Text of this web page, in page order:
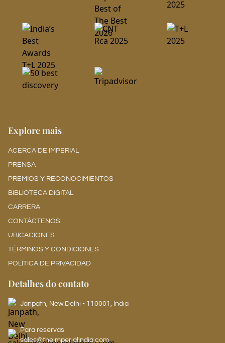
Explore mais
ACERCA DE IMPERIAL
PRENSA
PREMIOS Y RECONOCIMIENTOS
BIBLIOTECA DIGITAL
CARRERA
CONTÁCTENOS
UBICACIONES
TÉRMINOS Y CONDICIONES
POLÍTICA DE PRIVACIDAD
Detalhes do contato
Janpath, New Delhi - 110001, India
Para reservas
sales@theimperialindia.com